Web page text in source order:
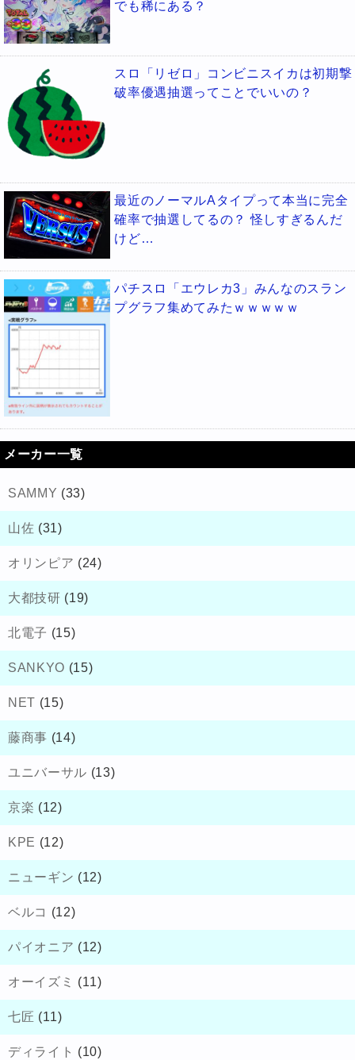
でも稀にある？
スロ「リゼロ」コンビニスイカは初期撃
破率優遇抽選ってことでいいの？
最近のノーマルAタイプって本当に完全
確率で抽選してるの？ 怪しすぎるんだ
けど…
パチスロ「エウレカ3」みんなのスラン
プグラフ集めてみたｗｗｗｗｗ
メーカー一覧
SAMMY (33)
山佐 (31)
オリンピア (24)
大都技研 (19)
北電子 (15)
SANKYO (15)
NET (15)
藤商事 (14)
ユニバーサル (13)
京楽 (12)
KPE (12)
ニューギン (12)
ベルコ (12)
パイオニア (12)
オーイズミ (11)
七匠 (11)
ディライト (10)